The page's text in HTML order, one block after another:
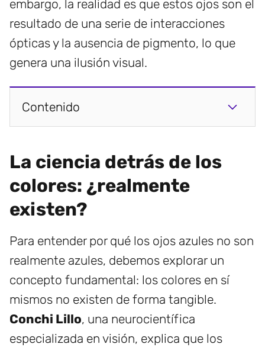
embargo, la realidad es que estos ojos son el
resultado de una serie de interacciones
ópticas y la ausencia de pigmento, lo que
genera una ilusión visual.
Contenido
La ciencia detrás de los
colores: ¿realmente
existen?
Para entender por qué los ojos azules no son
realmente azules, debemos explorar un
concepto fundamental: los colores en sí
mismos no existen de forma tangible.
Conchi Lillo, una neurocientífica
especializada en visión, explica que los